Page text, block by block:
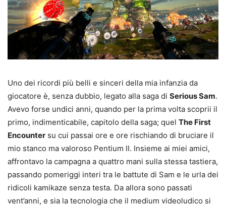
Uno dei ricordi più belli e sinceri della mia infanzia da
giocatore è, senza dubbio, legato alla saga di Serious Sam.
Avevo forse undici anni, quando per la prima volta scoprii il
primo, indimenticabile, capitolo della saga; quel The First
Encounter su cui passai ore e ore rischiando di bruciare il
mio stanco ma valoroso Pentium II. Insieme ai miei amici,
affrontavo la campagna a quattro mani sulla stessa tastiera,
passando pomeriggi interi tra le battute di Sam e le urla dei
ridicoli kamikaze senza testa. Da allora sono passati
vent’anni, e sia la tecnologia che il medium videoludico si